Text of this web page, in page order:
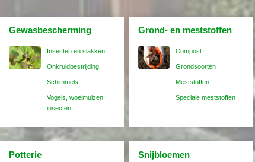
Gewasbescherming
Insecten en slakken
Onkruidbestrijding
Schimmels
Vogels, woelmuizen,
insecten
Grond- en meststoffen
Compost
Grondsoorten
Meststoffen
Speciale meststoffen
Potterie Snijbloemen